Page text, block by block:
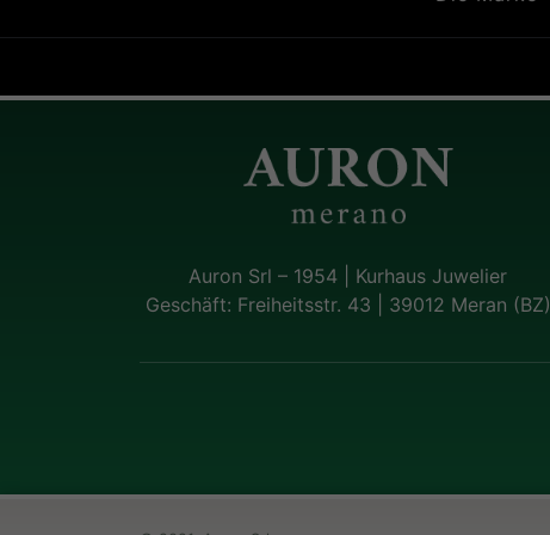
Auron Srl – 1954 | Kurhaus Juwelier
Geschäft: Freiheitsstr. 43 | 39012 Meran (BZ)